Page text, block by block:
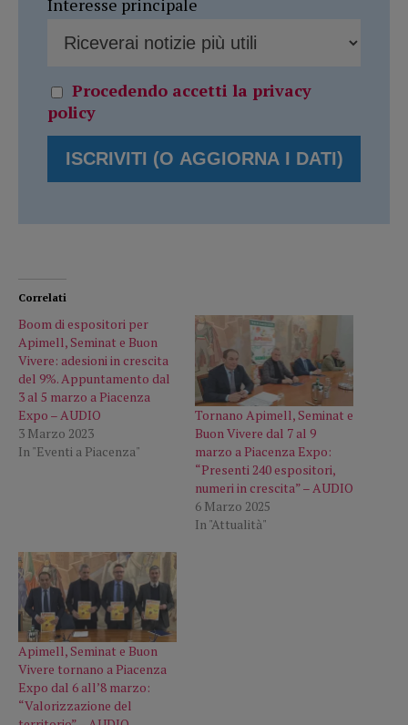
Interesse principale
Procedendo accetti la privacy
policy
Correlati
Boom di espositori per
Apimell, Seminat e Buon
Vivere: adesioni in crescita
del 9%. Appuntamento dal
3 al 5 marzo a Piacenza
Expo – AUDIO
3 Marzo 2023
In "Eventi a Piacenza"
Tornano Apimell, Seminat e
Buon Vivere dal 7 al 9
marzo a Piacenza Expo:
“Presenti 240 espositori,
numeri in crescita” – AUDIO
6 Marzo 2025
In "Attualità"
Apimell, Seminat e Buon
Vivere tornano a Piacenza
Expo dal 6 all’8 marzo:
“Valorizzazione del